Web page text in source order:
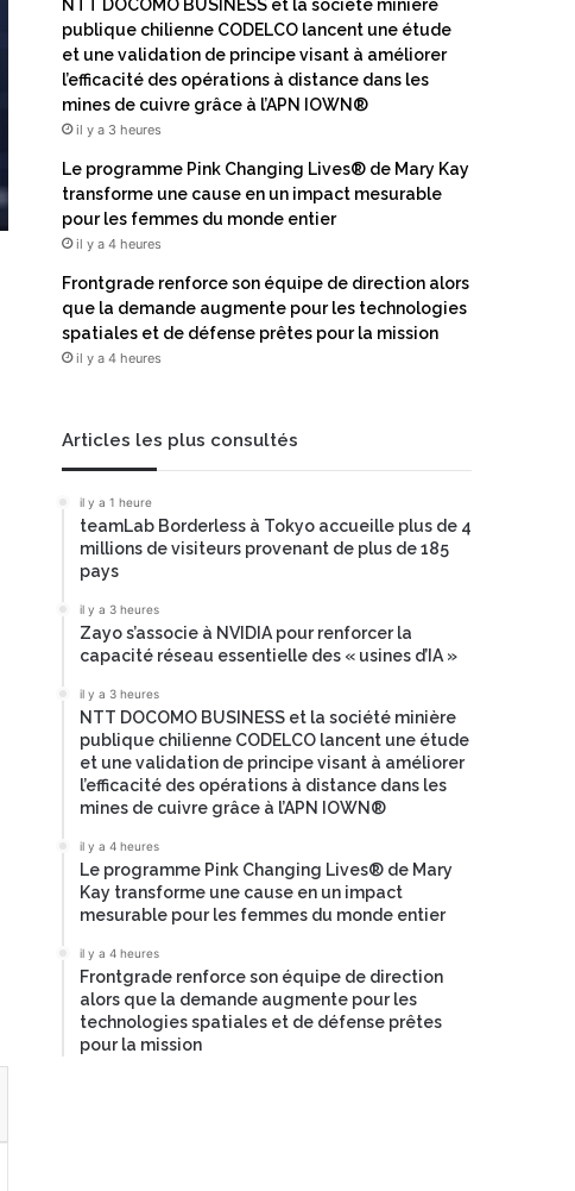
NTT DOCOMO BUSINESS et la société minière
publique chilienne CODELCO lancent une étude
et une validation de principe visant à améliorer
l’efficacité des opérations à distance dans les
mines de cuivre grâce à l’APN IOWN®
il y a 3 heures
Le programme Pink Changing Lives® de Mary Kay
transforme une cause en un impact mesurable
pour les femmes du monde entier
il y a 4 heures
Frontgrade renforce son équipe de direction alors
que la demande augmente pour les technologies
spatiales et de défense prêtes pour la mission
il y a 4 heures
Articles les plus consultés
il y a 1 heure
teamLab Borderless à Tokyo accueille plus de 4
millions de visiteurs provenant de plus de 185
pays
il y a 3 heures
Zayo s’associe à NVIDIA pour renforcer la
capacité réseau essentielle des « usines d’IA »
il y a 3 heures
NTT DOCOMO BUSINESS et la société minière
publique chilienne CODELCO lancent une étude
et une validation de principe visant à améliorer
l’efficacité des opérations à distance dans les
mines de cuivre grâce à l’APN IOWN®
il y a 4 heures
Le programme Pink Changing Lives® de Mary
Kay transforme une cause en un impact
mesurable pour les femmes du monde entier
il y a 4 heures
Frontgrade renforce son équipe de direction
alors que la demande augmente pour les
technologies spatiales et de défense prêtes
pour la mission